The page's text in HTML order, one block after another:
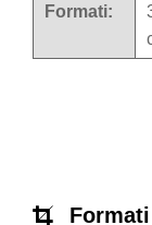
Formati:
Formati